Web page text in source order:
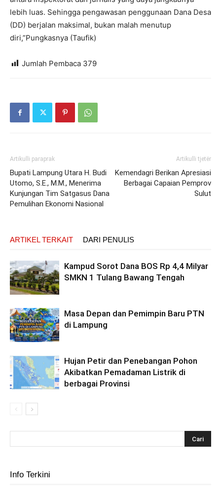
lebih luas. Sehingga pengawasan penggunaan Dana Desa
(DD) berjalan maksimal, bukan malah menutup
diri,”Pungkasnya (Taufik)
Jumlah Pembaca 379
Artikulli paraprak
Bupati Lampung Utara H. Budi
Utomo, S.E., M.M., Menerima
Kunjungan Tim Satgasus Dana
Pemulihan Ekonomi Nasional
Artikulli tjetër
Kemendagri Berikan Apresiasi
Berbagai Capaian Pemprov
Sulut
ARTIKEL TERKAIT DARI PENULIS
Kampud Sorot Dana BOS Rp 4,4 Milyar
SMKN 1 Tulang Bawang Tengah
Masa Depan dan Pemimpin Baru PTN
di Lampung
Hujan Petir dan Penebangan Pohon
Akibatkan Pemadaman Listrik di
berbagai Provinsi
Info Terkini